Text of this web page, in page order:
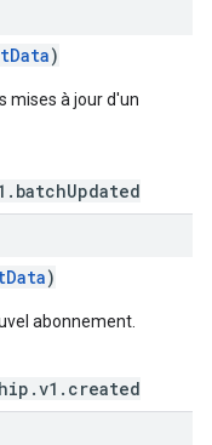
)
mises à jour d'un
)
abonnement.